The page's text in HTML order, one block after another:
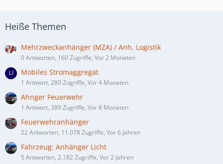
Heiße Themen
Mehrzweckanhänger (MZA) / Anh. Logistik
0 Antworten, 160 Zugriffe, Vor 2 Monaten
Mobiles Stromaggregat
1 Antwort, 280 Zugriffe, Vor 4 Monaten
Ahnger Feuerwehr
1 Antwort, 389 Zugriffe, Vor 8 Monaten
Feuerwehranhänger
22 Antworten, 11.078 Zugriffe, Vor 6 Jahren
Fahrzeug: Anhänger Licht
5 Antworten, 2.182 Zugriffe, Vor 2 Jahren